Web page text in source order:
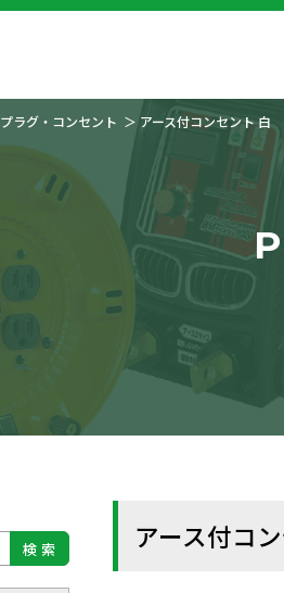
プラグ・コンセント アース付コンセント 白
検 索
アース付コ